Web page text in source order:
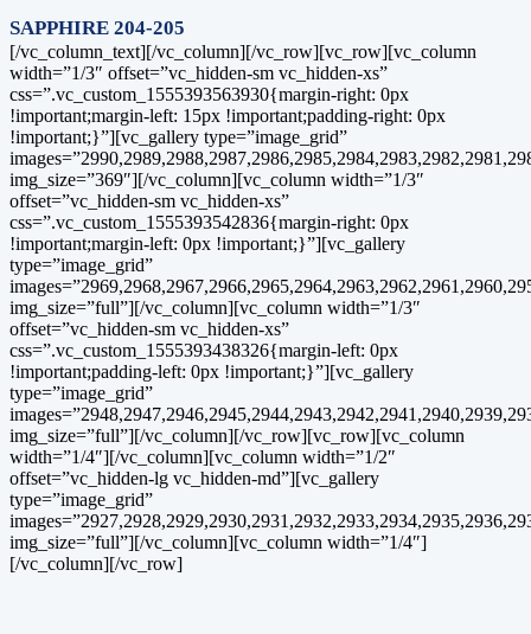
SAPPHIRE 204-205
[/vc_column_text][/vc_column][/vc_row][vc_row][vc_column
width=”1/3″ offset=”vc_hidden-sm vc_hidden-xs”
css=”.vc_custom_1555393563930{margin-right: 0px
!important;margin-left: 15px !important;padding-right: 0px
!important;}”][vc_gallery type=”image_grid”
img_size=”369″][/vc_column][vc_column width=”1/3″
offset=”vc_hidden-sm vc_hidden-xs”
css=”.vc_custom_1555393542836{margin-right: 0px
!important;margin-left: 0px !important;}”][vc_gallery
type=”image_grid”
img_size=”full”][/vc_column][vc_column width=”1/3″
offset=”vc_hidden-sm vc_hidden-xs”
css=”.vc_custom_1555393438326{margin-left: 0px
!important;padding-left: 0px !important;}”][vc_gallery
type=”image_grid”
img_size=”full”][/vc_column][/vc_row][vc_row][vc_column
width=”1/4″][/vc_column][vc_column width=”1/2″
offset=”vc_hidden-lg vc_hidden-md”][vc_gallery
type=”image_grid”
img_size=”full”][/vc_column][vc_column width=”1/4″]
[/vc_column][/vc_row]